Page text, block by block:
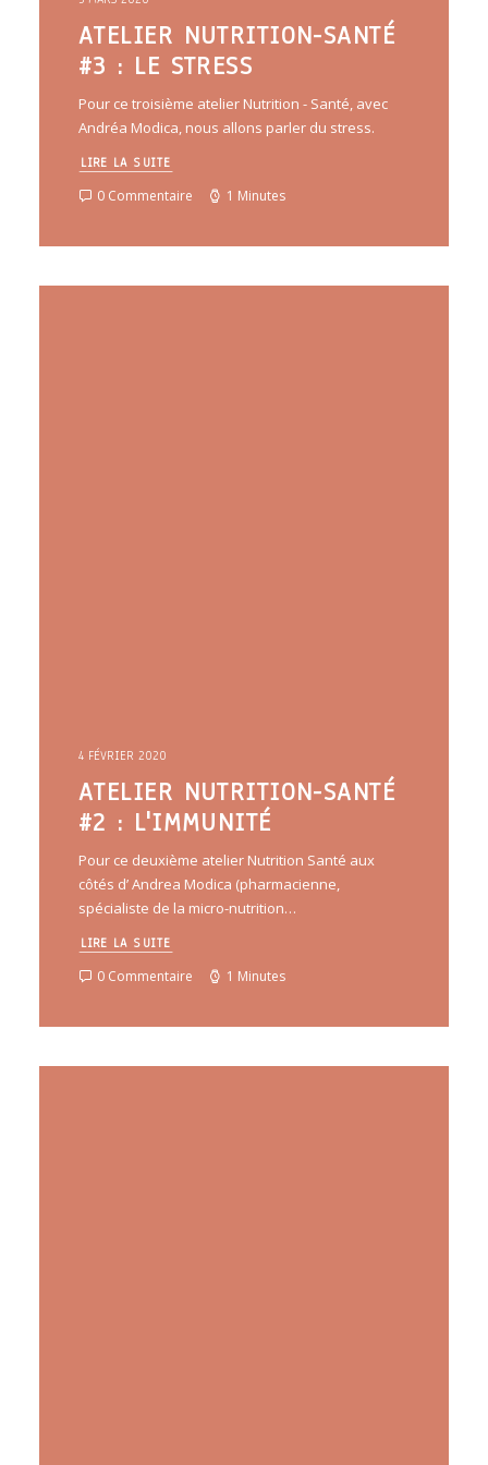
ATELIER NUTRITION-SANTÉ
#3 : LE STRESS
Pour ce troisième atelier Nutrition - Santé, avec
Andréa Modica, nous allons parler du stress.
LIRE LA SUITE
0 Commentaire 1 Minutes
4 FÉVRIER 2020
ATELIER NUTRITION-SANTÉ
#2 : L'IMMUNITÉ
Pour ce deuxième atelier Nutrition Santé aux
côtés d’ Andrea Modica (pharmacienne,
spécialiste de la micro-nutrition…
LIRE LA SUITE
0 Commentaire 1 Minutes